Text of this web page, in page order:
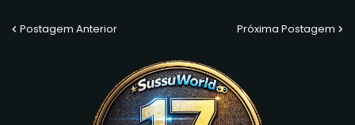
Postagem Anterior Próxima Postagem